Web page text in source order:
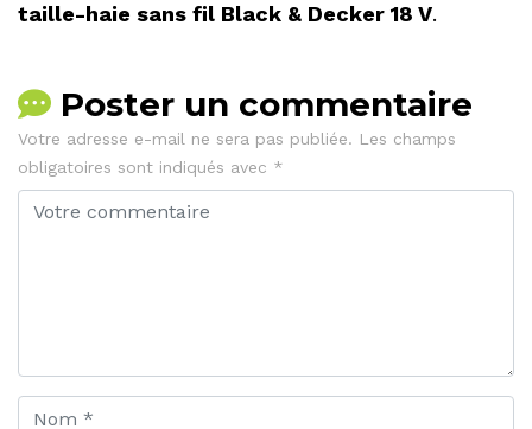
taille-haie sans fil Black & Decker 18 V.
Poster un commentaire
Votre adresse e-mail ne sera pas publiée. Les champs
obligatoires sont indiqués avec *